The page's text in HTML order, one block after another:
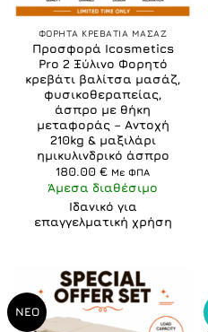
ΦΟΡΗΤΑ ΚΡΕΒΑΤΙΑ ΜΑΣΑΖ
Προσφορά Icosmetics
Pro 2 Ξύλινο Φορητό
κρεβάτι βαλίτσα μασάζ,
φυσικοθεραπείας,
άσπρο με θήκη
μεταφοράς – Αντοχή
210kg & μαξιλάρι
ημικυλινδρικό άσπρο
180.00 € Με ΦΠΑ
Άμεσα διαθέσιμο
Ιδανικό για
επαγγελματική χρήση
ΝΕΟ